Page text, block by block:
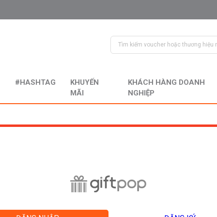
#HASHTAG
KHUYẾN
MÃI
KHÁCH HÀNG DOANH
NGHIỆP